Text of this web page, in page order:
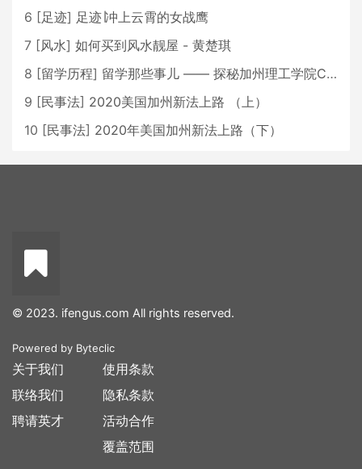
6 [足迹] 足迹∣冲上云霄的女战鹰
7 [风水] 如何买到风水靓屋 - 黄楚琪
8 [留学历程] 留学那些事儿 —— 探秘加州理工学院Caltech博士生活 [上集]
9 [民事法] 2020美国加州新法上路 （上）
10 [民事法] 2020年美国加州新法上路（下）
© 2023. ifengus.com All rights reserved.
Powered by Byteclic
关于我们
联络我们
聘请英才
使用条款
隐私条款
活动合作
覆盖范围